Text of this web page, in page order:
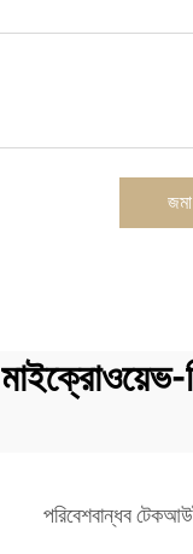
মাইক্রোওয়েভ-
পরিবেশবান্ধব